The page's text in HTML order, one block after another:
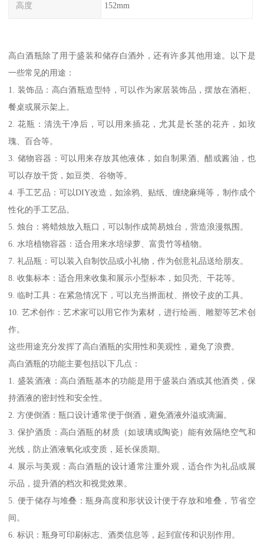
高度 152mm
高白酒瓶除了用于盛装和储存白酒外，还有许多其他用途。以下是
一些常见的用途：
1. 装饰品：高白酒瓶造型特，可以作为家居装饰品，摆放在酒柜、
餐桌或展示架上。
2. 花瓶：清洗干净后，可以用来插花，尤其是长茎的花卉，如玫
瑰、百合等。
3. 储物容器：可以用来存放其他液体，如自制果酒、醋或酱油，也
可以存放干货，如豆类、谷物等。
4. 手工艺品：可以DIY改造，如涂鸦、贴纸、缠绕麻绳等，制作成个
性化的手工艺品。
5. 烛台：将蜡烛放入瓶口，可以制作成简易烛台，营造浪漫氛围。
6. 水培植物容器：适合用来水培绿萝、富贵竹等植物。
7. 礼品瓶：可以装入自制饮品或小礼物，作为创意礼品送给朋友。
8. 收集标本：适合用来收集和展示小型标本，如贝壳、干花等。
9. 临时工具：在紧急情况下，可以充当擀面杖、擀饺子皮的工具。
10. 艺术创作：艺术家可以用它作为素材，进行绘画、雕塑等艺术创
作。
这些用途充分发挥了高白酒瓶的实用性和美观性，避免了浪费。
高白酒瓶的功能主要包括以下几点：
1. 盛装酒液：高白酒瓶基本的功能是用于盛装白酒或其他酒类，保
持酒液的密封性和安全性。
2. 方便倒酒：瓶口设计通常便于倒酒，避免酒液外溢或滴漏。
3. 保护酒质：高白酒瓶的材质（如玻璃或陶瓷）能有效隔绝空气和
光线，防止酒液氧化或变质，延长保质期。
4. 展示与美观：高白酒瓶的设计通常注重外观，适合作为礼品或展
示品，提升酒的档次和视觉效果。
5. 便于储存与堆叠：瓶身高度和形状设计便于存放和堆叠，节省空
间。
6. 标识：瓶身可印刷标志、酒类信息等，起到宣传和识别作用。